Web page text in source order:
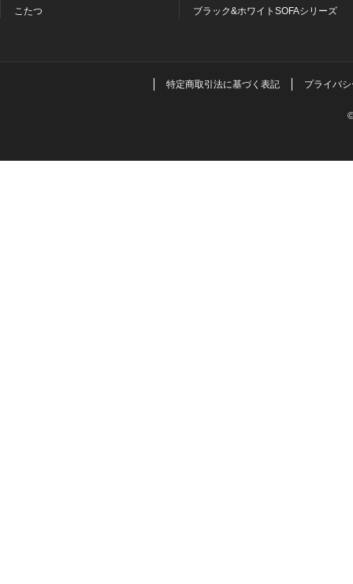
こたつ
ブラック&ホワイトSOFAシリーズ
特定商取引法に基づく表記 プライバ